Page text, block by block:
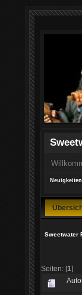
Sweetwater
Seiten: [1]